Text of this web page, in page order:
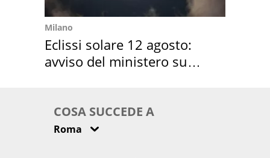
Milano
Eclissi solare 12 agosto:
avviso del ministero su